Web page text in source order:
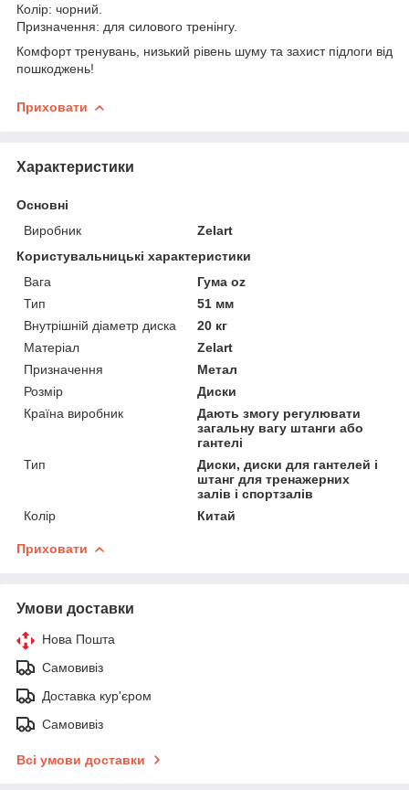
Колір: чорний.
Призначення: для силового тренінгу.
Комфорт тренувань, низький рівень шуму та захист підлоги від
пошкоджень!
Приховати
Характеристики
Основні
Виробник
Zelart
Користувальницькі характеристики
Вага
Гума oz
Тип
51 мм
Внутрішній діаметр диска
20 кг
Матеріал
Zelart
Призначення
Метал
Розмір
Диски
Країна виробник
Дають змогу регулювати
загальну вагу штанги або
гантелі
Тип
Диски, диски для гантелей і
штанг для тренажерних
залів і спортзалів
Колір
Китай
Приховати
Умови доставки
Нова Пошта
Самовивіз
Доставка кур'єром
Самовивіз
Всі умови доставки